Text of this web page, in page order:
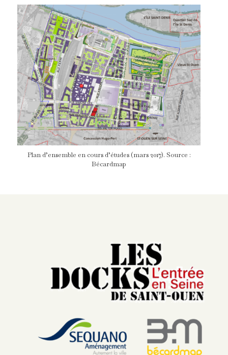
Plan d’ensemble en cours d’études (mars 2017). Source :
Bécardmap